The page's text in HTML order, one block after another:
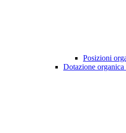
Posizioni
Dotazione organica